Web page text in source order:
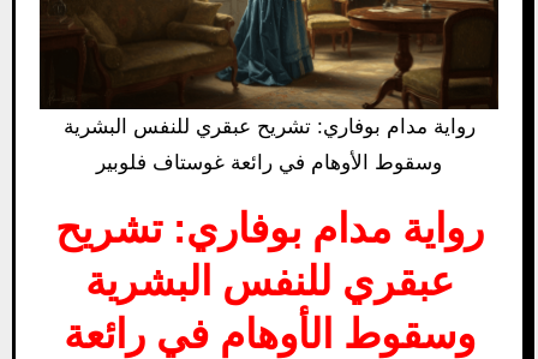
رواية مدام بوفاري: تشريح عبقري للنفس البشرية
وسقوط الأوهام في رائعة غوستاف فلوبير
رواية مدام بوفاري: تشريح
عبقري للنفس البشرية
وسقوط الأوهام في رائعة